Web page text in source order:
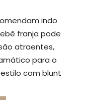
indo
franja pode
atraentes,
para o
com blunt